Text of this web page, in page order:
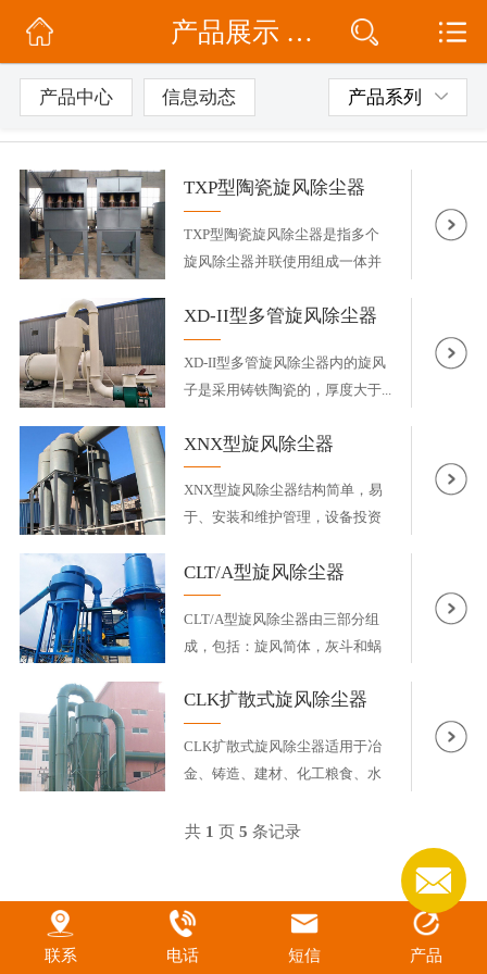
网站首页
公司简介
信息动态
产品展示
产品展示 / 工业除尘设备系列 / 旋风除尘器
产品中心 信息动态 产品系列
TXP型陶瓷旋风除尘器
TXP型陶瓷旋风除尘器是指多个
旋风除尘器并联使用组成一体并
XD-II型多管旋风除尘器
XD-II型多管旋风除尘器内的旋风
子是采用铸铁陶瓷的，厚度大于...
XNX型旋风除尘器
XNX型旋风除尘器结构简单，易
于、安装和维护管理，设备投资
CLT/A型旋风除尘器
CLT/A型旋风除尘器由三部分组
成，包括：旋风简体，灰斗和蜗
CLK扩散式旋风除尘器
CLK扩散式旋风除尘器适用于冶
金、铸造、建材、化工粮食、水
共 1 页5 条记录
联系 电话 短信 产品